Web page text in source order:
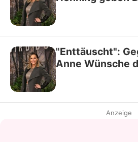
"Enttäuscht":
Anne Wünsche
Anzeige